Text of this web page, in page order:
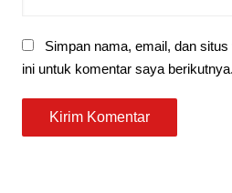
Simpan nama, email, dan
ini untuk komentar saya berikutnya.